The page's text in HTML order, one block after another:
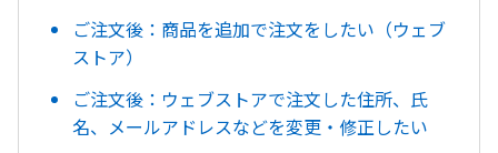
ご注文後：商品を追加で注文をしたい（ウェブ
ストア）
ご注文後：ウェブストアで注文した住所、氏
名、メールアドレスなどを変更・修正したい